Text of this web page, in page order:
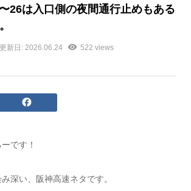
26は入口側の夜間通行止めもある
新日: 2026.06.24 522 views
です！
深い、阪神高速ネタです。